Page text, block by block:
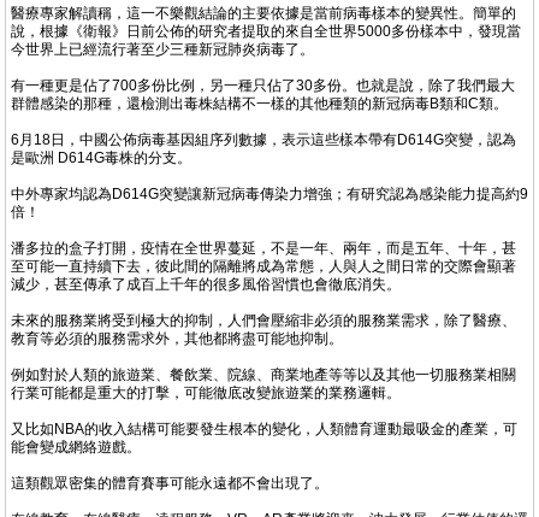
醫療專家解讀稱，這一不樂觀結論的主要依據是當前病毒樣本的變異性。簡單的
說，根據《衛報》日前公佈的研究者提取的來自全世界5000多份樣本中，發現當
今世界上已經流行著至少三種新冠肺炎病毒了。
有一種更是佔了700多份比例，另一種只佔了30多份。也就是說，除了我們最大
群體感染的那種，還檢測出毒株結構不一樣的其他種類的新冠病毒B類和C類。
6月18日，中國公佈病毒基因組序列數據，表示這些樣本帶有D614G突變，認為
是歐洲 D614G毒株的分支。
中外專家均認為D614G突變讓新冠病毒傳染力增強；有研究認為感染能力提高約9
倍！
潘多拉的盒子打開，疫情在全世界蔓延，不是一年、兩年，而是五年、十年，甚
至可能一直持續下去，彼此間的隔離將成為常態，人與人之間日常的交際會顯著
減少，甚至傳承了成百上千年的很多風俗習慣也會徹底消失。
未來的服務業將受到極大的抑制，人們會壓縮非必須的服務業需求，除了醫療、
教育等必須的服務需求外，其他都將盡可能地抑制。
例如對於人類的旅遊業、餐飲業、院線、商業地產等等以及其他一切服務業相關
行業可能都是重大的打擊，可能徹底改變旅遊業的業務邏輯。
又比如NBA的收入結構可能要發生根本的變化，人類體育運動最吸金的產業，可
能會變成網絡遊戲。
這類觀眾密集的體育賽事可能永遠都不會出現了。